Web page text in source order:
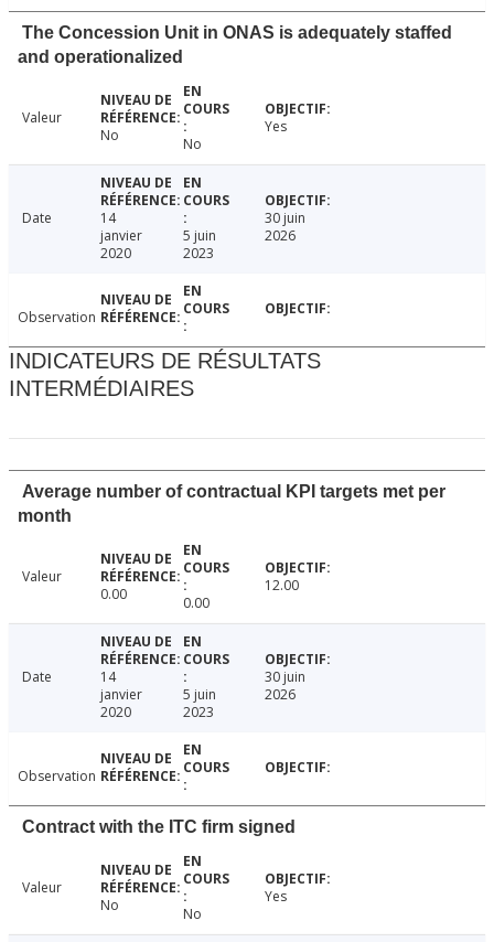
The Concession Unit in ONAS is adequately staffed
and operationalized
Valeur
No
No
Yes
Date
14
janvier
2020
5 juin
2023
30 juin
2026
Observation
INDICATEURS DE RÉSULTATS
INTERMÉDIAIRES
Average number of contractual KPI targets met per
month
Valeur
0.00
0.00
12.00
Date
14
janvier
2020
5 juin
2023
30 juin
2026
Observation
Contract with the ITC firm signed
Valeur
No
No
Yes